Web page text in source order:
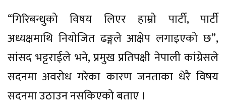
“गिरिबन्धुको विषय लिएर हाम्रो पार्टी, पार्टी
अध्यक्षमाथि नियोजित ढङ्गले आक्षेप लगाइएको छ”,
सांसद भट्टराईले भने, प्रमुख प्रतिपक्षी नेपाली कांग्रेसले
सदनमा अवरोध गरेका कारण जनताका धेरै विषय
सदनमा उठाउन नसकिएको बताए ।